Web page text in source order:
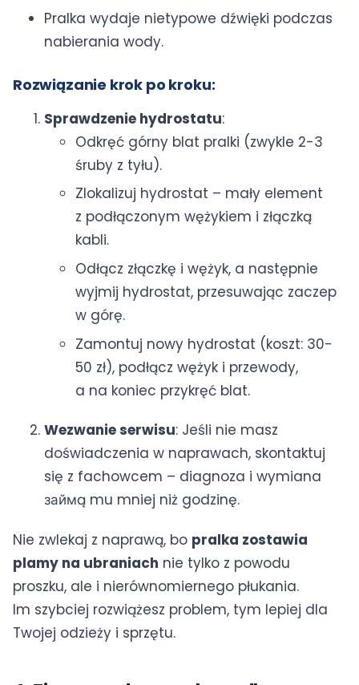
Pralka wydaje nietypowe dźwięki podczas
nabierania wody.
Rozwiązanie krok po kroku:
Sprawdzenie hydrostatu:
Odkręć górny blat pralki (zwykle 2-3
śruby z tyłu).
Zlokalizuj hydrostat – mały element
z podłączonym wężykiem i złączką
kabli.
Odłącz złączkę i wężyk, a następnie
wyjmij hydrostat, przesuwając zaczep
w górę.
Zamontuj nowy hydrostat (koszt: 30-
50 zł), podłącz wężyk i przewody,
a na koniec przykręć blat.
Wezwanie serwisu: Jeśli nie masz
doświadczenia w naprawach, skontaktuj
się z fachowcem – diagnoza i wymiana
займą mu mniej niż godzinę.
Nie zwlekaj z naprawą, bo pralka zostawia
plamy na ubraniach nie tylko z powodu
proszku, ale i nierównomiernego płukania.
Im szybciej rozwiążesz problem, tym lepiej dla
Twojej odzieży i sprzętu.